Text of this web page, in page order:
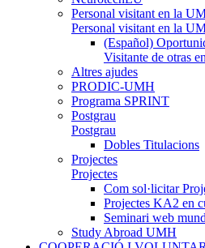
Personal visitant en la
Personal visitant en la
(Español)
Visitante de otras
Altres ajudes
PRODIC-UMH
Programa SPRINT
Postgrau
Postgrau
Dobles Titulacions
Projectes
Projectes
Com sol·licitar
Projectes KA2 en
Seminari web
Study Abroad UMH